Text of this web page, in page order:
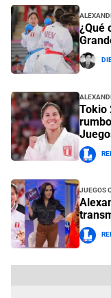
¿Qué
Tokio
Juegos